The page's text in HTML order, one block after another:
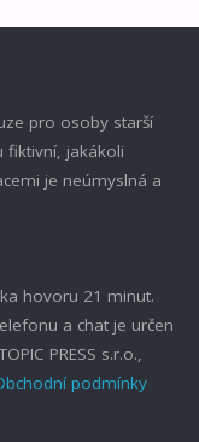
pro osoby starší
fiktivní, jakákoli
je neúmyslná a
hovoru 21 minut.
a chat je určen
PRESS s.r.o.,
podmínky